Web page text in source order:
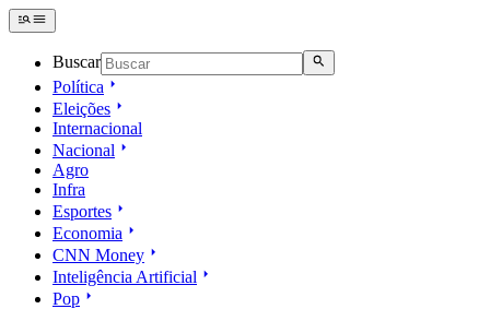
Buscar
Política
Eleições
Internacional
Nacional
Agro
Infra
Esportes
Economia
CNN Money
Inteligência Artificial
Pop